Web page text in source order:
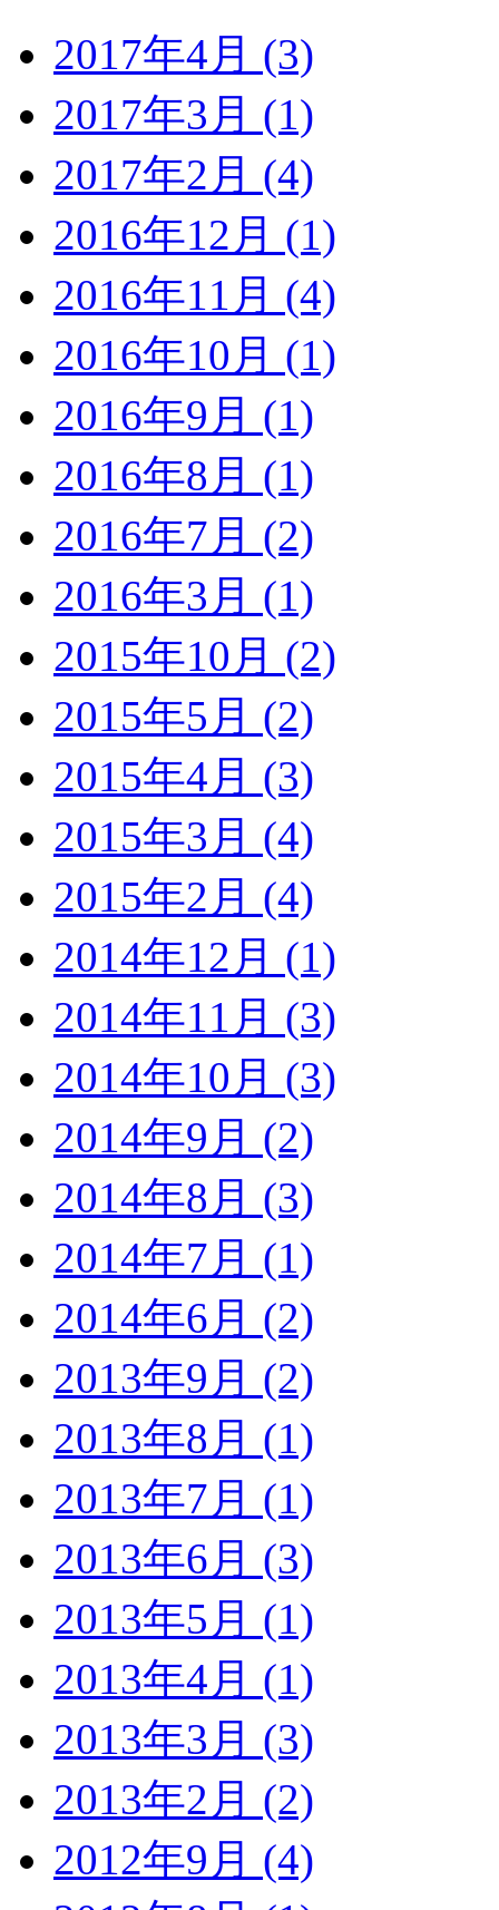
2017年4月 (3)
2017年3月 (1)
2017年2月 (4)
2016年12月 (1)
2016年11月 (4)
2016年10月 (1)
2016年9月 (1)
2016年8月 (1)
2016年7月 (2)
2016年3月 (1)
2015年10月 (2)
2015年5月 (2)
2015年4月 (3)
2015年3月 (4)
2015年2月 (4)
2014年12月 (1)
2014年11月 (3)
2014年10月 (3)
2014年9月 (2)
2014年8月 (3)
2014年7月 (1)
2014年6月 (2)
2013年9月 (2)
2013年8月 (1)
2013年7月 (1)
2013年6月 (3)
2013年5月 (1)
2013年4月 (1)
2013年3月 (3)
2013年2月 (2)
2012年9月 (4)